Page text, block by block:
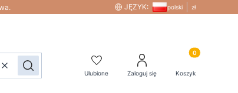
JĘZYK: polski zł
WyczyśćSzukaj Ulubione Zaloguj się
Produkty w
Koszyk